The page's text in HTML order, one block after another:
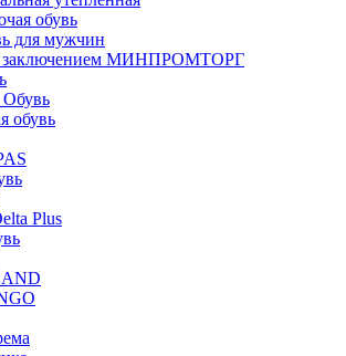
обувь
для мужчин
заключением МИНПРОМТОРГ
обувь
Plus